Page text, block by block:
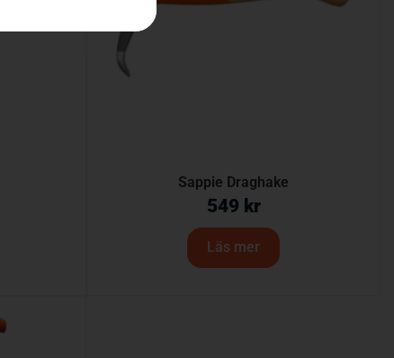
Sappie Draghake
549 kr
Läs mer